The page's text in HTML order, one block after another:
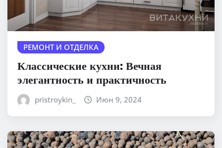
РЕМОНТ И ОТДЕЛКА
Классические кухни: Вечная
элегантность и практичность
pristroykin_ Июн 9, 2024